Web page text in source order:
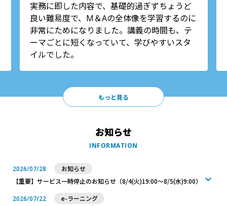
実務に即した内容で、基礎的過ぎずちょうど
良い難易度で、M＆Aの全体像を学習するのに
非常にためになりました。講義の時間も、テ
ーマごとに短くなっていて、学びやすいスタ
イルでした。
もっと見る
お知らせ
INFORMATION
2026/07/28
お知らせ
【重要】サービス一時停止のお知らせ（8/4(火)19:00～8/5(水)9:00）
2026/07/22
e-ラーニング